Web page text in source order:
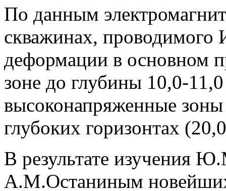
По данным
скважинах,
деформации в основном
зоне до глубины 10,0-
высоконапряженные
глубоких горизонтах
В результате изучения
А.М.Останиным новейших